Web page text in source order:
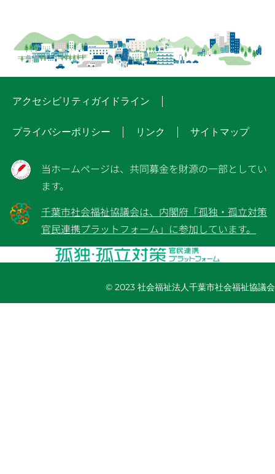
アクセシビリティガイドライン
プライバシーポリシー リンク サイトマップ
当ホームページは、共同募金を財源の一部としてい
ます。
千葉市社会福祉協議会は、内閣府「孤独・孤立対策
官民連携プラットフォーム」に参加しています。
© 2023 社会福祉法人千葉市社会福祉協議会